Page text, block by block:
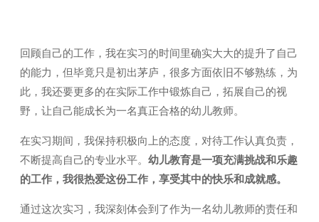
联系理想
回顾自己的工作，我在实习的时间里确实大大的提升了自己
的能力，但毕竟只是初出茅庐，很多方面依旧不够熟练，为
此，我还要更多的在实际工作中锻炼自己，拓展自己的视
野，让自己能成长为一名真正合格的幼儿教师。
在实习期间，我保持积极向上的态度，对待工作认真负责，
不断提高自己的专业水平。幼儿教育是一项充满挑战和乐趣
的工作，我很热爱这份工作，享受其中的快乐和成就感。
通过这次实习，我深刻体会到了作为一名幼儿教师的责任和